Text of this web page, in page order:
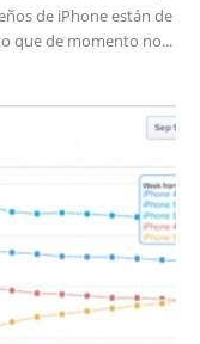
de iPhone están de
que de momento no...